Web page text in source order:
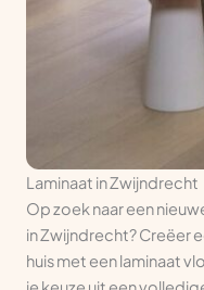
Laminaat in Zwijndrecht
Op zoek naar een
in Zwijndrecht? Creëer
huis met een laminaat